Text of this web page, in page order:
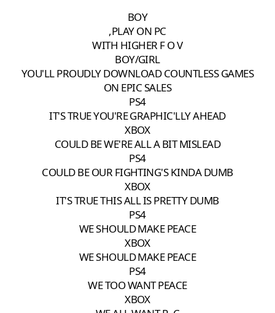
BOY
PLAY ON PC,
WITH HIGHER F O V
BOY/GIRL
YOU'LL PROUDLY DOWNLOAD COUNTLESS GAMES
ON EPIC SALES
IT'S TRUE YOU'RE GRAPHIC'LLY AHEAD
XBOX
COULD BE WE'RE ALL A BIT MISLEAD
COULD BE OUR FIGHTING'S KINDA DUMB
XBOX
IT'S TRUE THIS ALL IS PRETTY DUMB
WE SHOULD MAKE PEACE
XBOX
WE SHOULD MAKE PEACE
WE TOO WANT PEACE
XBOX